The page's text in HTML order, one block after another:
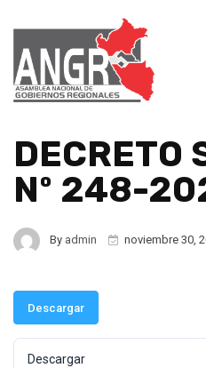
DECRETO
Nº 248-
By admin noviembre 30,
Descargar
Descargar